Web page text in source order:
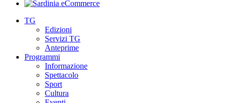
TG
Edizioni
Servizi TG
Anteprime
Programmi
Informazione
Spettacolo
Sport
Cultura